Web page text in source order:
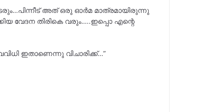
അത് ഒരു ഓർമ മാത്രമായിരുന്നു
വേദന തിരികെ വരും…..ഇപ്പൊ എന്റെ
ഇതാണെന്നു വിചാരിക്ക്…”